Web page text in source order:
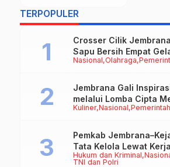
TERPOPULER
Nasional Olahraga
Crosser Cilik
Sapu Bersih Empat
50cc
Kuliner Nasional Pemerintah
Jembrana Gali
melalui Lomba Cipta
Rasa
Hukum dan Kriminal
TNI dan Polri
Pemkab
Tata Kelola Lewat
Datun